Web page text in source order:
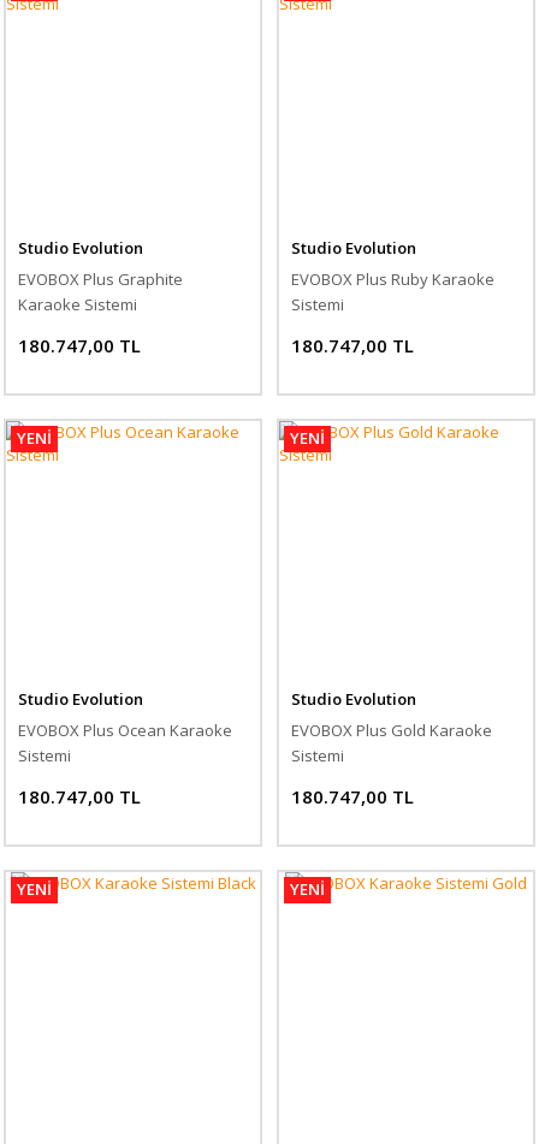
Studio Evolution
EVOBOX Plus Graphite
Karaoke Sistemi
180.747,00 TL
Studio Evolution
EVOBOX Plus Ruby Karaoke
Sistemi
180.747,00 TL
YENİ
Studio Evolution
EVOBOX Plus Ocean Karaoke
Sistemi
180.747,00 TL
YENİ
Studio Evolution
EVOBOX Plus Gold Karaoke
Sistemi
180.747,00 TL
YENİ YENİ